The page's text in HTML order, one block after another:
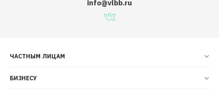
info@vlbb.ru
ЧАСТНЫМ ЛИЦАМ
БИЗНЕСУ